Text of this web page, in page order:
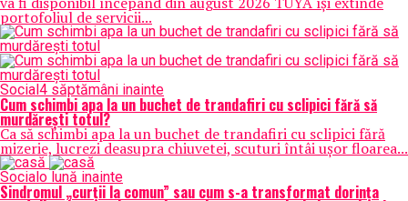
portofoliul de servicii...
Social4 săptămâni inainte
Cum schimbi apa la un buchet de trandafiri cu sclipici fără să
murdărești totul?
Ca să schimbi apa la un buchet de trandafiri cu sclipici fără
mizerie, lucrezi deasupra chiuvetei, scuturi întâi ușor floarea...
Socialo lună inainte
Sindromul „curții la comun” sau cum s-a transformat dorința